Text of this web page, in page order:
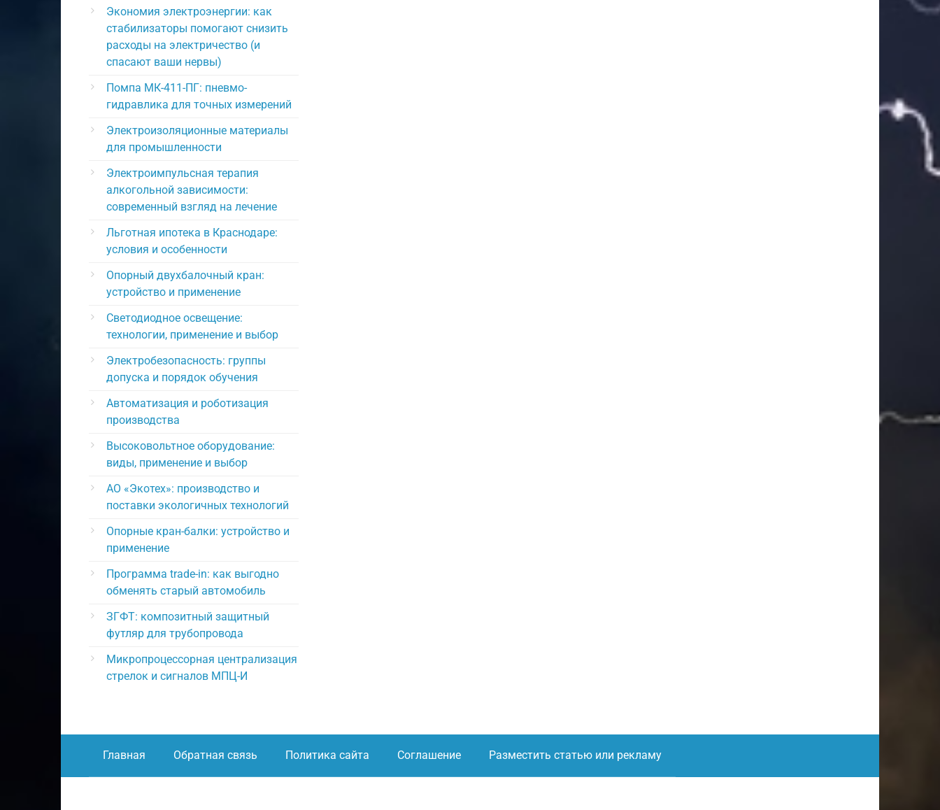
Экономия электроэнергии: как
стабилизаторы помогают снизить
расходы на электричество (и
спасают ваши нервы)
Помпа МК-411-ПГ: пневмо-
гидравлика для точных измерений
Электроизоляционные материалы
для промышленности
Электроимпульсная терапия
алкогольной зависимости:
современный взгляд на лечение
Льготная ипотека в Краснодаре:
условия и особенности
Опорный двухбалочный кран:
устройство и применение
Светодиодное освещение:
технологии, применение и выбор
Электробезопасность: группы
допуска и порядок обучения
Автоматизация и роботизация
производства
Высоковольтное оборудование:
виды, применение и выбор
АО «Экотех»: производство и
поставки экологичных технологий
Опорные кран-балки: устройство и
применение
Программа trade-in: как выгодно
обменять старый автомобиль
ЗГФТ: композитный защитный
футляр для трубопровода
Микропроцессорная централизация
стрелок и сигналов МПЦ-И
Главная Обратная связь Политика сайта Соглашение Разместить статью или рекламу